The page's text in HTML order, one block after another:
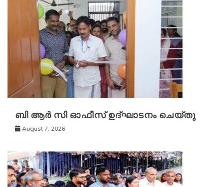
ബി ആർ സി ഓഫീസ് ഉദ്ഘാടനം ചെയ്തു
August 7, 2026